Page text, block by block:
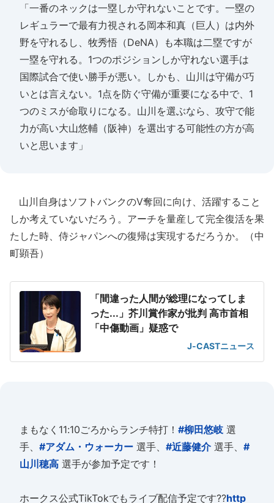
「一番のネックは一塁しか守れないことです。一塁の
レギュラーで最有力視される岡本和真（巨人）は内外
野を守れるし、牧秀悟（DeNA）も本職は二塁ですが
一塁を守れる。1つのポジションしか守れない選手は
国際試合で使い勝手が悪い。しかも、山川は守備が巧
いとは言えない。1点を防ぐ守備が重要になる中で、1
つのミスが命取りになる。山川を選ぶなら、攻守で能
力が高い大山悠輔（阪神）を選出する可能性の方が高
いと思います」
山川自身はソフトバンクのV奪回に向け、活躍すること
しか考えていないだろう。アーチを量産して完全復活を果
たした時、侍ジャパンへの復帰は実現するだろうか。（中
町顕吾）
「間違った人間が総理になってしま
った...」芥川賞作家が批判 高市首相
「中傷動画」疑惑で
J-CASTニュース
まもなく11:10ごろからランチ特打！ #柳田悠岐 選
手、 #アダム・ウォーカー 選手、 #近藤健介選手、 #
山川穂高 選手が参加予定です！
ホークス公式TikTokでもライブ配信予定です??http